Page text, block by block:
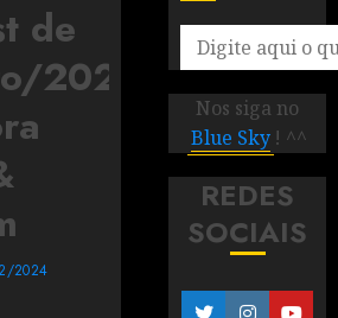
de
2024
2024
Nos siga no
Blue Sky ! ^^
REDES
SOCIAIS